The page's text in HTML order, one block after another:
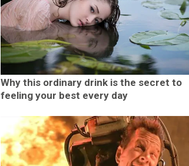
Why this ordinary drink is the secret to
feeling your best every day